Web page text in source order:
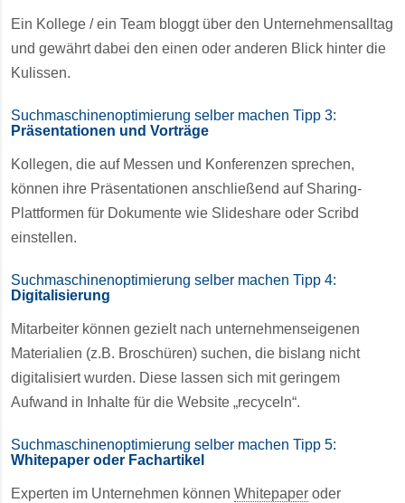
Ein Kollege / ein Team bloggt über den Unternehmensalltag
und gewährt dabei den einen oder anderen Blick hinter die
Kulissen.
Suchmaschinenoptimierung selber machen Tipp 3:
Präsentationen und Vorträge
Kollegen, die auf Messen und Konferenzen sprechen,
können ihre Präsentationen anschließend auf Sharing-
Plattformen für Dokumente wie Slideshare oder Scribd
einstellen.
Suchmaschinenoptimierung selber machen Tipp 4:
Digitalisierung
Mitarbeiter können gezielt nach unternehmenseigenen
Materialien (z.B. Broschüren) suchen, die bislang nicht
digitalisiert wurden. Diese lassen sich mit geringem
Aufwand in Inhalte für die Website „recyceln“.
Suchmaschinenoptimierung selber machen Tipp 5:
Whitepaper oder Fachartikel
Experten im Unternehmen können Whitepaper oder